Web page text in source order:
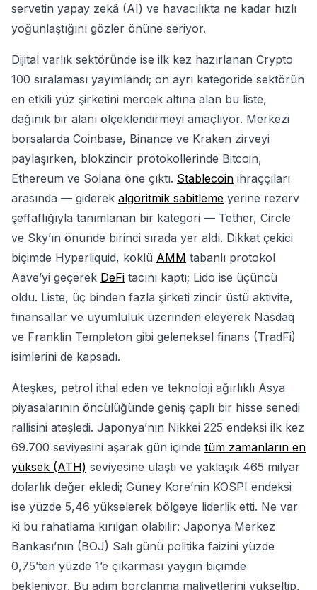
servetin yapay zekâ (AI) ve havacılıkta ne kadar hızlı
yoğunlaştığını gözler önüne seriyor.
Dijital varlık sektöründe ise ilk kez hazırlanan Crypto
100 sıralaması yayımlandı; on ayrı kategoride sektörün
en etkili yüz şirketini mercek altına alan bu liste,
dağınık bir alanı ölçeklendirmeyi amaçlıyor. Merkezi
borsalarda Coinbase, Binance ve Kraken zirveyi
paylaşırken, blokzincir protokollerinde Bitcoin,
Ethereum ve Solana öne çıktı. Stablecoin ihraççıları
arasında — giderek algoritmik sabitleme yerine rezerv
şeffaflığıyla tanımlanan bir kategori — Tether, Circle
ve Sky’ın önünde birinci sırada yer aldı. Dikkat çekici
biçimde Hyperliquid, köklü AMM tabanlı protokol
Aave’yi geçerek DeFi tacını kaptı; Lido ise üçüncü
oldu. Liste, üç binden fazla şirketi zincir üstü aktivite,
finansallar ve uyumluluk üzerinden eleyerek Nasdaq
ve Franklin Templeton gibi geleneksel finans (TradFi)
isimlerini de kapsadı.
Ateşkes, petrol ithal eden ve teknoloji ağırlıklı Asya
piyasalarının öncülüğünde geniş çaplı bir hisse senedi
rallisini ateşledi. Japonya’nın Nikkei 225 endeksi ilk kez
69.700 seviyesini aşarak gün içinde tüm zamanların en
yüksek (ATH) seviyesine ulaştı ve yaklaşık 465 milyar
dolarlık değer ekledi; Güney Kore’nin KOSPI endeksi
ise yüzde 5,46 yükselerek bölgeye liderlik etti. Ne var
ki bu rahatlama kırılgan olabilir: Japonya Merkez
Bankası’nın (BOJ) Salı günü politika faizini yüzde
0,75’ten yüzde 1’e çıkarması yaygın biçimde
bekleniyor. Bu adım borçlanma maliyetlerini yükseltip,